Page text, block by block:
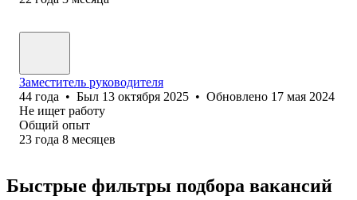
Заместитель руководителя
44 года • Был 13 октября 2025 • Обновлено 17 мая 2024
Не ищет работу
Общий опыт
23 года 8 месяцев
Быстрые фильтры подбора вакансий